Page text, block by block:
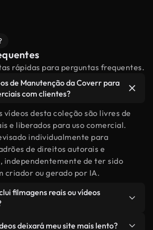
rápidas para perguntas frequentes.
de Manutenção da Coverr para
com clientes?
vídeos desta coleção são livres de
e liberados para uso comercial.
individualmente para
de direitos autorais e
independentemente de ter sido
criador ou gerado por IA.
filmagens reais ou vídeos
deixará meu site mais lento?